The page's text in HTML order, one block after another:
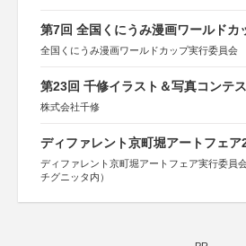
第7回 全国くにうみ漫画ワールドカ
全国くにうみ漫画ワールドカップ実行委員会
第23回 千修イラスト＆写真コンテ
株式会社千修
ディファレント京町堀アートフェア
ディファレント京町堀アートフェア実行委員
チグニッタ内）